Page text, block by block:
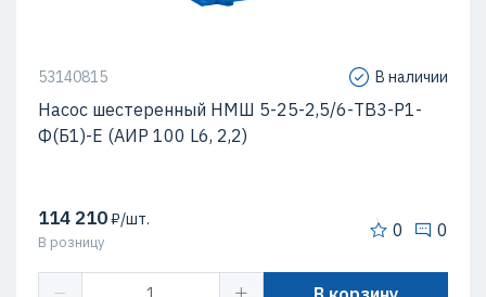
53140815 В наличии
Насос шестеренный НМШ 5-25-2,5/6-ТВ3-Р1-
Ф(Б1)-Е (АИР 100 L6, 2,2)
114 210₽/шт.
В розницу
0 0